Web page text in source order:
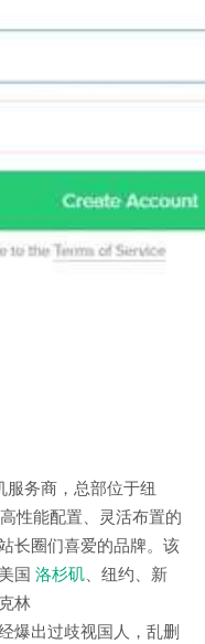
服务商，总部位于纽
性能配置、灵活布置的
长圈们喜爱的品牌。该
国 洛杉矶、纽约、新
林
爆出过歧视国人，乱删